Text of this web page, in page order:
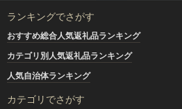
ランキングでさがす
おすすめ総合人気返礼品ランキング
カテゴリ別人気返礼品ランキング
人気自治体ランキング
カテゴリでさがす